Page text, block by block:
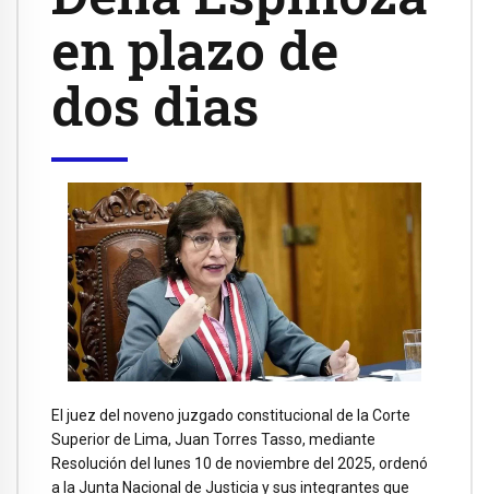
en plazo de
dos dias
El juez del noveno juzgado constitucional de la Corte
Superior de Lima, Juan Torres Tasso, mediante
Resolución del lunes 10 de noviembre del 2025, ordenó
a la Junta Nacional de Justicia y sus integrantes que